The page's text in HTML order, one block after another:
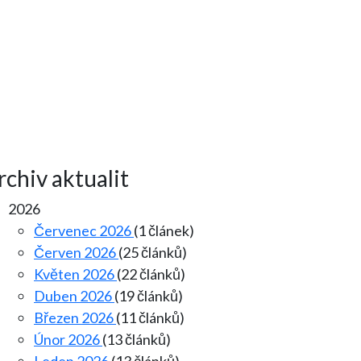
aktualit
2026
Červenec 2026(1 článek)
Červen 2026(25 článků)
Květen 2026(22 článků)
Duben 2026(19 článků)
Březen 2026(11 článků)
Únor 2026(13 článků)